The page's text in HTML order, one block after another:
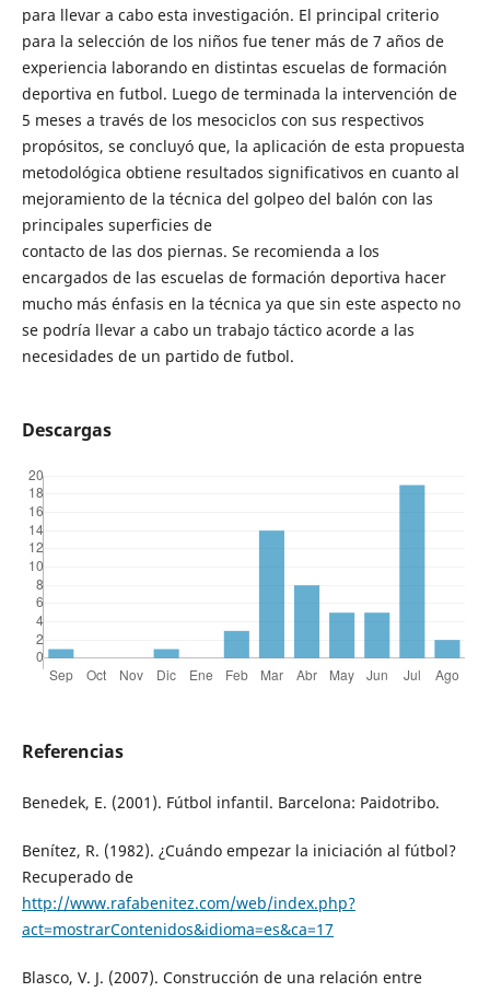
para llevar a cabo esta investigación. El principal criterio
para la selección de los niños fue tener más de 7 años de
experiencia laborando en distintas escuelas de formación
deportiva en futbol. Luego de terminada la intervención de
5 meses a través de los mesociclos con sus respectivos
propósitos, se concluyó que, la aplicación de esta propuesta
metodológica obtiene resultados significativos en cuanto al
mejoramiento de la técnica del golpeo del balón con las
principales superficies de
contacto de las dos piernas. Se recomienda a los
encargados de las escuelas de formación deportiva hacer
mucho más énfasis en la técnica ya que sin este aspecto no
se podría llevar a cabo un trabajo táctico acorde a las
necesidades de un partido de futbol.
Descargas
Referencias
Benedek, E. (2001). Fútbol infantil. Barcelona: Paidotribo.
Benítez, R. (1982). ¿Cuándo empezar la iniciación al fútbol?
Recuperado de
http://www.rafabenitez.com/web/index.php?
act=mostrarContenidos&idioma=es&ca=17
Blasco, V. J. (2007). Construcción de una relación entre